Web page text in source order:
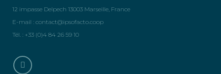
12 impasse Delpech 13003 Marseille, France
E-mail : contact@ipsofacto.coop
Tél. : +33 (0)4 84 26 59 10